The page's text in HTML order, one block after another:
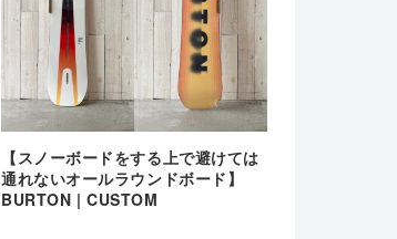
【スノーボードをする上で避けては
通れないオールラウンドボード】
BURTON | CUSTOM